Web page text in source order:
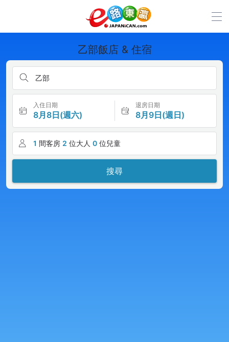
乙部飯店 & 住宿
乙部
入住日期
8月8日(週六)
退房日期
8月9日(週日)
1 間客房 2 位大人 0 位兒童
搜尋